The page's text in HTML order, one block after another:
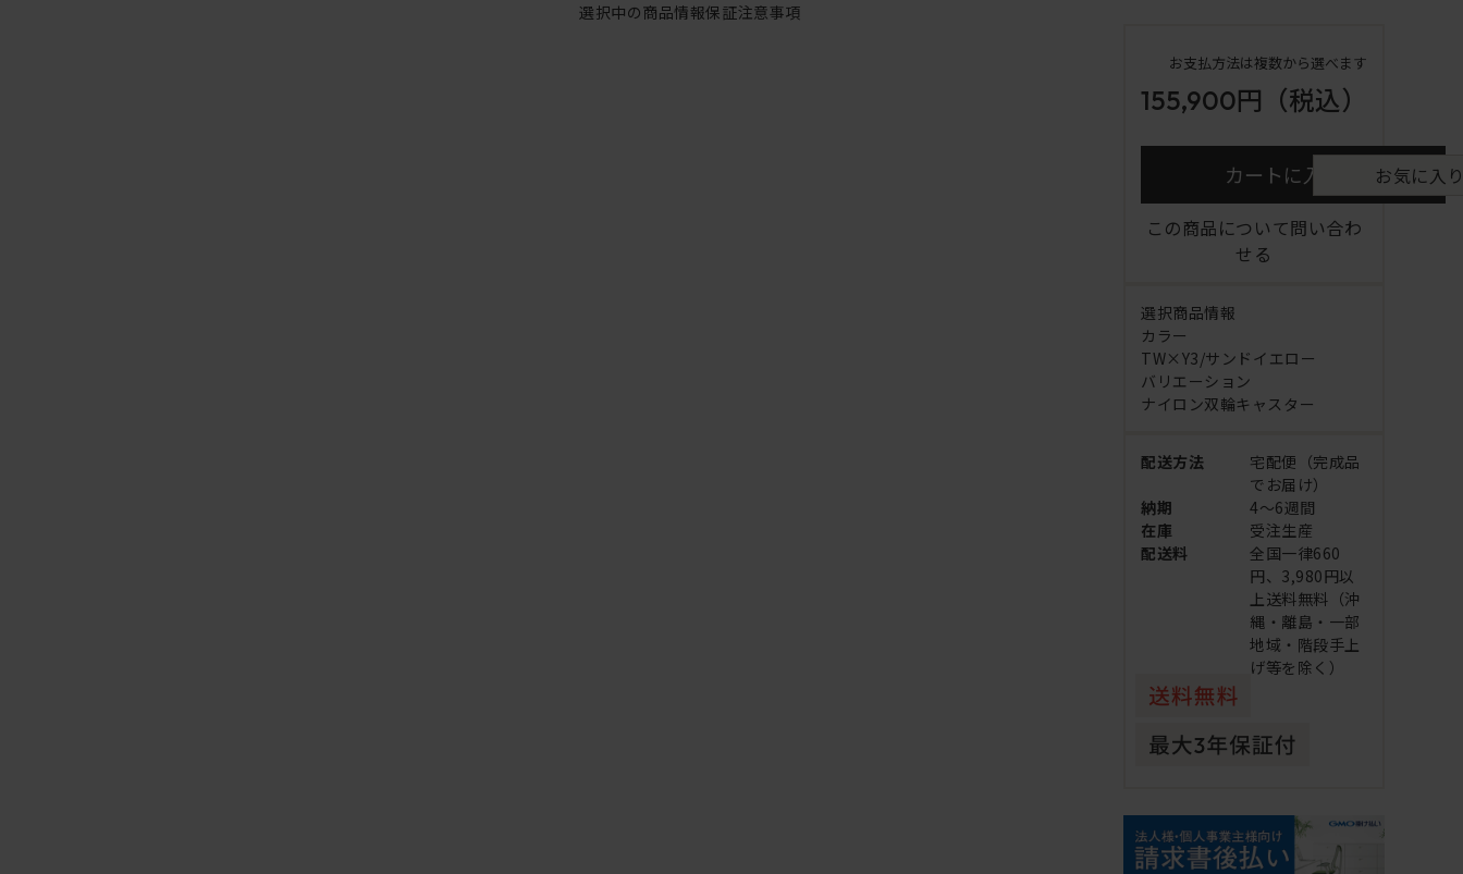
選択中の商品情報保証注意事項
お支払方法は複数から選べます
155,900円 （税込）
カートに入れる お気に入
この商品について問い合わ
せる
選択商品情報
カラー
TW×Y3/サンドイエロー
バリエーション
ナイロン双輪キャスター
配送方法
宅配便（完成品
でお届け）
納期
4～6週間
在庫
受注生産
配送料
全国一律660
円、3,980円以
上送料無料（沖
縄・離島・一部
地域・階段手上
げ等を除く）